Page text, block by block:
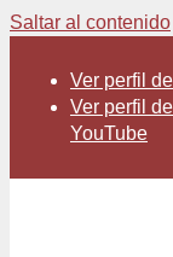
Saltar al contenido
Ver perfil
Ver perfil
YouTube